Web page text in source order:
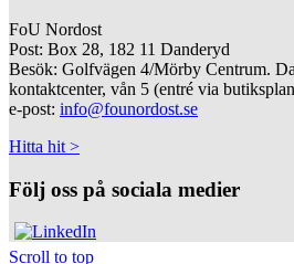
FoU Nordost
Post: Box 28, 182 11 Danderyd
Besök: Golfvägen 4/Mörby Centrum.
kontaktcenter, vån 5 (entré via
e-post: info@founordost.se
Hitta hit >
Följ oss på sociala medier
Scroll to top